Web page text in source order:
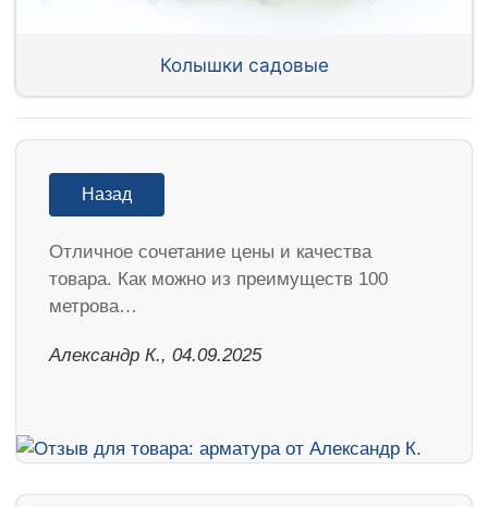
Колышки садовые
Назад
Отличное сочетание цены и качества
товара. Как можно из преимуществ 100
метрова…
Александр К., 04.09.2025